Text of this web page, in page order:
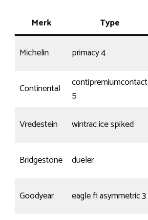
Merk Type
Michelin primacy 4
Continental
contipremiumcontact
5
Vredestein wintrac ice spiked
Bridgestone dueler
Goodyear eagle f1 asymmetric 3